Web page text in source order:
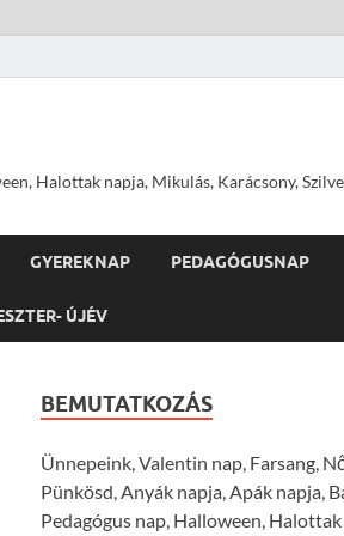
Halottak napja, Mikulás, Karácsony,
GYEREKNAP PEDAGÓGUSNAP
ÚJÉV
BEMUTATKOZÁS
Ünnepeink, Valentin nap, Farsang,
Pünkösd, Anyák napja, Apák napja,
Pedagógus nap, Halloween,